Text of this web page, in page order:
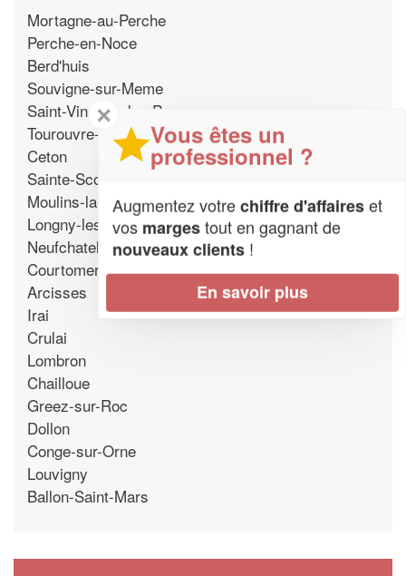
Mortagne-au-Perche
Perche-en-Noce
Berd'huis
Souvigne-sur-Meme
Saint-Vincent-des-Pres
Tourouvre-au-Perche
Ceton
Sainte-Scolasse-sur-Sarthe
Moulins-la-Marche
Longny-les-Villages
Neufchatel-en-Saosnois
Courtomer
Arcisses
Irai
Crulai
Lombron
Chailloue
Greez-sur-Roc
Dollon
Conge-sur-Orne
Louvigny
Ballon-Saint-Mars
✕
Vous êtes un
professionnel ?
Augmentez votrechiffre d'affaireset
vos margestout en gagnant de
nouveaux clients !
En savoir plus